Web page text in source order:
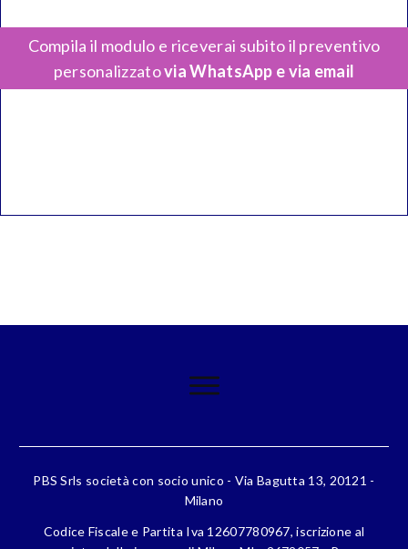
Compila il modulo e riceverai subito il preventivo
personalizzatovia WhatsApp e via email
PBS Srls società con socio unico - Via Bagutta 13, 20121 -
Milano
Codice Fiscale e Partita Iva 12607780967, iscrizione al